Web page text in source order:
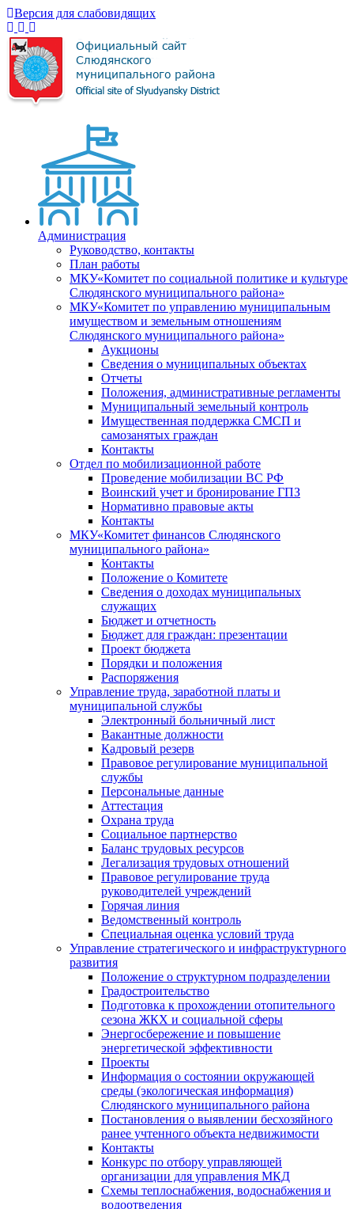
Версия для слабовидящих
Администрация
Руководство, контакты
План работы
МКУ«Комитет по социальной политике и культуре
Слюдянского муниципального района»
МКУ«Комитет по управлению муниципальным
имуществом и земельным отношениям
Слюдянского муниципального района»
Аукционы
Сведения о муниципальных объектах
Отчеты
Положения, административные регламенты
Муниципальный земельный контроль
Имущественная поддержка СМСП и
самозанятых граждан
Контакты
Отдел по мобилизационной работе
Проведение мобилизации ВС РФ
Воинский учет и бронирование ГПЗ
Нормативно правовые акты
Контакты
МКУ«Комитет финансов Слюдянского
муниципального района»
Контакты
Положение о Комитете
Сведения о доходах муниципальных
служащих
Бюджет и отчетность
Бюджет для граждан: презентации
Проект бюджета
Порядки и положения
Распоряжения
Управление труда, заработной платы и
муниципальной службы
Электронный больничный лист
Вакантные должности
Кадровый резерв
Правовое регулирование муниципальной
службы
Персональные данные
Аттестация
Охрана труда
Социальное партнерство
Баланс трудовых ресурсов
Легализация трудовых отношений
Правовое регулирование труда
руководителей учреждений
Горячая линия
Ведомственный контроль
Специальная оценка условий труда
Управление стратегического и инфраструктурного
развития
Положение о структурном подразделении
Градостроительство
Подготовка к прохождении отопительного
сезона ЖКХ и социальной сферы
Энергосбережение и повышение
энергетической эффективности
Проекты
Информация о состоянии окружающей
среды (экологическая информация)
Слюдянского муниципального района
Постановления о выявлении бесхозяйного
ранее учтенного объекта недвижимости
Контакты
Конкурс по отбору управляющей
организации для управления МКД
Схемы теплоснабжения, водоснабжения и
водоотведения